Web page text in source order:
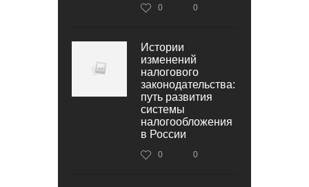
0 0
Истории
изменений
налогового
законодательства:
путь развития
системы
налогообложения
в России
0 0